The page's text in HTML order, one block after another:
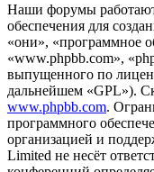
Наши форумы
обеспечения для
«они», «программное
«www.phpbb.com»,
выпущенного по
дальнейшем «GPL»).
www.phpbb.com.
программного
организацией и
Limited не несёт